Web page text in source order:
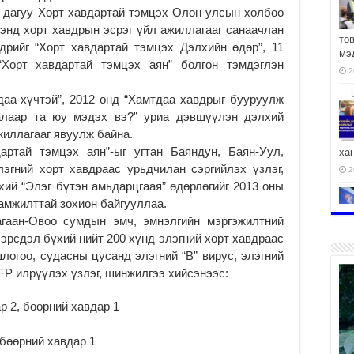
Хорт хавдартай тэмцэх Олон улсын холбоо
хорт хавдрын эсрэг үйл ажиллагааг санаачлан
“Хорт хавдартай тэмцэх Дэлхийн өдөр”, 11
хавдартай тэмцэх аян” болгон тэмдэглэн
хүчтэй”, 2012 онд “Хамтдаа хавдрыг бууруулж
та юу мэдэх вэ?” уриа дэвшүүлэн дэлхий
явуулж байна.
тэмцэх аян”-ыг угтан Баяндун, Баян-Уул,
хорт хавдраас урьдчилан сэргийлэх үзлэг,
“Элэг бүтэн амьдарцгаая” өдөрлөгийг 2013 оны
зохион байгууллаа.
Овоо сумдын эмч, эмнэлгийн мэргэжилтний
бүхий нийт 200 хүнд элэгний хорт хавдраас
судасны цусанд элэгний “В” вирус, элэгний
илрүүлэх үзлэг, шинжилгээ хийсэнээс:
2, бөөрний хавдар 1
хавдар 1